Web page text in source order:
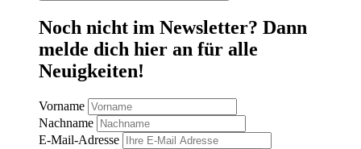
Noch nicht im Newsletter? Dann
melde dich hier an für alle
Neuigkeiten!
Vorname
Nachname
E-Mail-Adresse